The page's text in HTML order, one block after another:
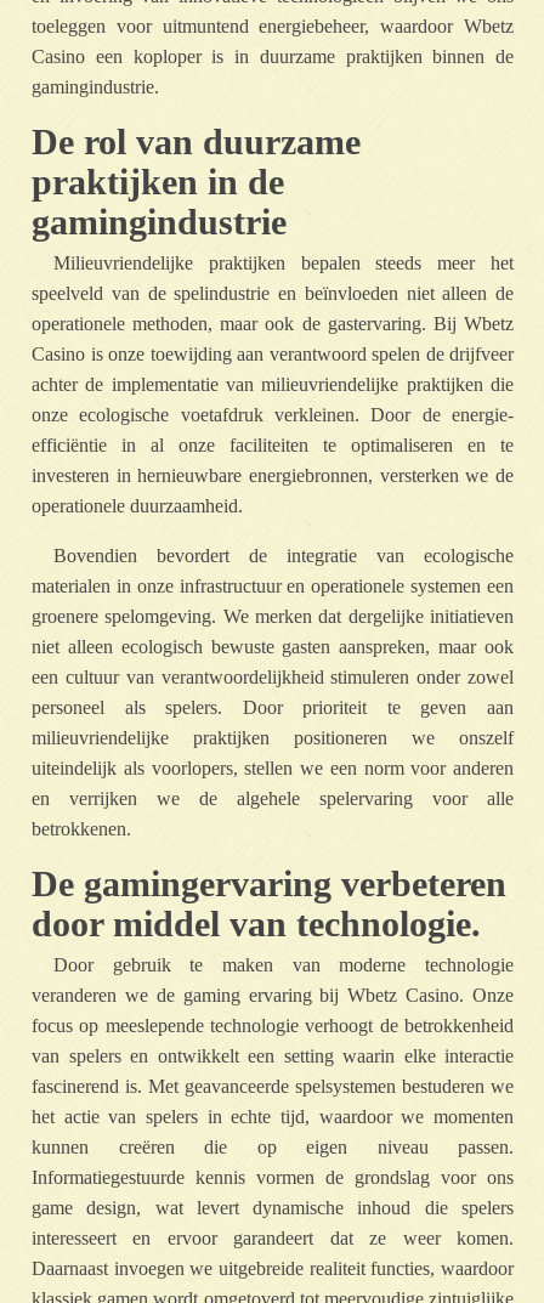
toeleggen voor uitmuntend energiebeheer, waardoor Wbetz
Casino een koploper is in duurzame praktijken binnen de
gamingindustrie.
De rol van duurzame
praktijken in de
gamingindustrie
Milieuvriendelijke praktijken bepalen steeds meer het
speelveld van de spelindustrie en beïnvloeden niet alleen de
operationele methoden, maar ook de gastervaring. Bij Wbetz
Casino is onze toewijding aan verantwoord spelen de drijfveer
achter de implementatie van milieuvriendelijke praktijken die
onze ecologische voetafdruk verkleinen. Door de energie-
efficiëntie in al onze faciliteiten te optimaliseren en te
investeren in hernieuwbare energiebronnen, versterken we de
operationele duurzaamheid.
Bovendien bevordert de integratie van ecologische
materialen in onze infrastructuur en operationele systemen een
groenere spelomgeving. We merken dat dergelijke initiatieven
niet alleen ecologisch bewuste gasten aanspreken, maar ook
een cultuur van verantwoordelijkheid stimuleren onder zowel
personeel als spelers. Door prioriteit te geven aan
milieuvriendelijke praktijken positioneren we onszelf
uiteindelijk als voorlopers, stellen we een norm voor anderen
en verrijken we de algehele spelervaring voor alle
betrokkenen.
De gamingervaring verbeteren
door middel van technologie.
Door gebruik te maken van moderne technologie
veranderen we de gaming ervaring bij Wbetz Casino. Onze
focus op meeslepende technologie verhoogt de betrokkenheid
van spelers en ontwikkelt een setting waarin elke interactie
fascinerend is. Met geavanceerde spelsystemen bestuderen we
het actie van spelers in echte tijd, waardoor we momenten
kunnen creëren die op eigen niveau passen.
Informatiegestuurde kennis vormen de grondslag voor ons
game design, wat levert dynamische inhoud die spelers
interesseert en ervoor garandeert dat ze weer komen.
Daarnaast invoegen we uitgebreide realiteit functies, waardoor
klassiek gamen wordt omgetoverd tot meervoudige zintuiglijke